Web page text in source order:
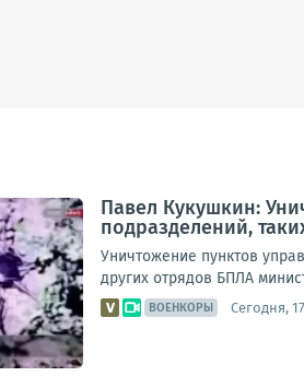
Павел Кукушкин:
подразделений,
Уничтожение пунктов
других отрядов БПЛА
ВОЕНКОРЫ Сегодня,